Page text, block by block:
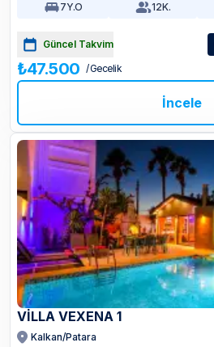
7Y.O 12K.
Güncel Takvim
₺47.500 / Gecelik
İncele
VİLLA VEXENA 1
Kalkan/Patara